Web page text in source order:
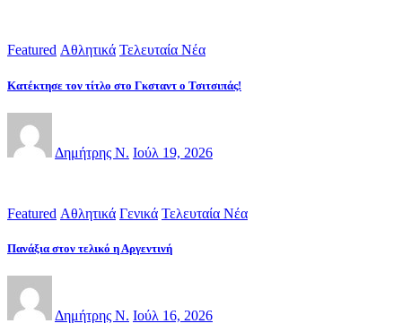
Featured Αθλητικά Τελευταία Νέα
Κατέκτησε τον τίτλο στο Γκσταντ ο Τσιτσιπάς!
Δημήτρης Ν. Ιούλ 19, 2026
Featured Αθλητικά Γενικά Τελευταία Νέα
Πανάξια στον τελικό η Αργεντινή
Δημήτρης Ν. Ιούλ 16, 2026